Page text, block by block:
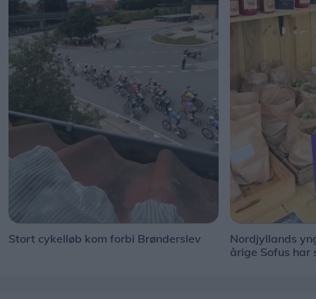
Stort cykelløb kom forbi Brønderslev
Nordjyllands
årige Sofus har